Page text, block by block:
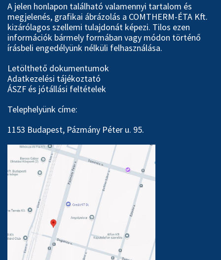
A jelen honlapon található valamennyi tartalom és
megjelenés, grafikai ábrázolás a COMTHERM-ÉTA Kft.
kizárólagos szellemi tulajdonát képezi. Tilos ezen
információk bármely formában vagy módon történő
írásbeli engedélyünk nélküli felhasználása.
Letölthető dokumentumok
Adatkezelési tájékoztató
ÁSZF és jótállási feltételek
Telephelyünk címe:
1153 Budapest, Pázmány Péter u. 95.